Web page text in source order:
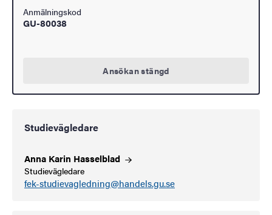
Anmälningskod
GU-80038
Ansökan stängd
Studievägledare
Anna Karin Hasselblad
Studievägledare
fek-studievagledning@handels.gu.se